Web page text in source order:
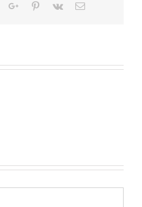
TumblrGoogle+Pinterest
Vk Email